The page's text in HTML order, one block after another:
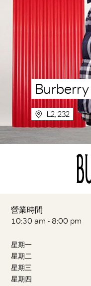
Burberry
L2, 232
營業時間
10:30 am - 8:00 pm
星期一
星期二
星期三
星期四